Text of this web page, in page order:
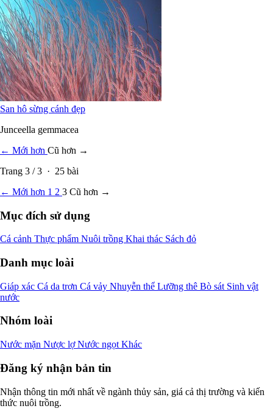
San hô sừng cánh đẹp
Junceella gemmacea
← Mới hơn Cũ hơn →
Trang 3 /3 · 25 bài
← Mới hơn 1 2 3 Cũ hơn →
Mục đích sử dụng
Cá cảnh Thực phẩm Nuôi trồng Khai thác Sách đỏ
Danh mục loài
Giáp xác Cá da trơn Cá vảy Nhuyễn thể Lưỡng thê Bò sát Sinh vật
nước
Nhóm loài
Nước mặn Nược lợNước ngọt Khác
Đăng ký nhận bản tin
Nhận thông tin mới nhất về ngành thủy sản, giá cả thị trường và kiến
thức nuôi trồng.